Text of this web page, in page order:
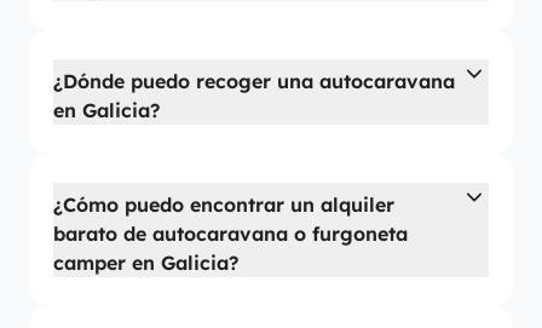
¿Dónde puedo recoger una autocaravana
en Galicia?
¿Cómo puedo encontrar un alquiler
barato de autocaravana o furgoneta
camper en Galicia?